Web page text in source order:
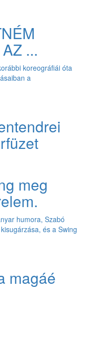
...
koreográfiái óta
a
meg
humora, Szabó
és a Swing
magáé